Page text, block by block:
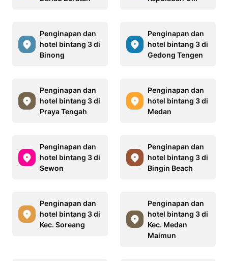
Penginapan dan
hotel bintang 3 di
Binong
Penginapan dan
hotel bintang 3 di
Gedong Tengen
Penginapan dan
hotel bintang 3 di
Praya Tengah
Penginapan dan
hotel bintang 3 di
Medan
Penginapan dan
hotel bintang 3 di
Sewon
Penginapan dan
hotel bintang 3 di
Bingin Beach
Penginapan dan
hotel bintang 3 di
Kec. Soreang
Penginapan dan
hotel bintang 3 di
Kec. Medan
Maimun